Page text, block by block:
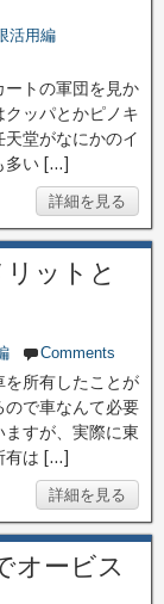
活用編
ートの軍団を見か
ッパとかピノキ
堂がなにかのイ
多い […]
詳細を見る
ットと
Comments
を所有したことが
ので車なんて必要
すが、実際に東
有は […]
詳細を見る
オービス